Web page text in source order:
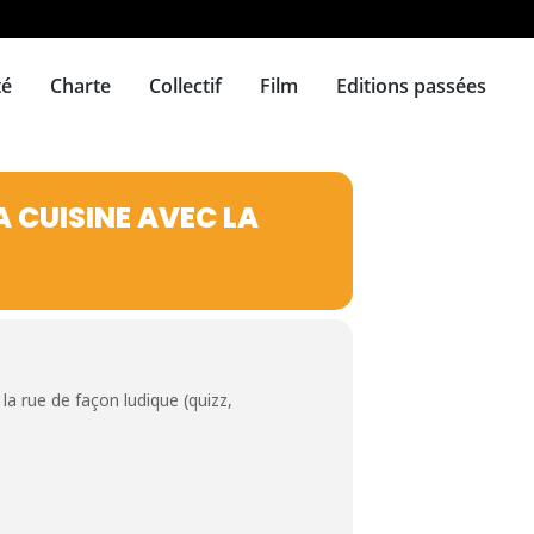
Charte Collectif Film Editions passées
CUISINE AVEC LA
rue de façon ludique (quizz,